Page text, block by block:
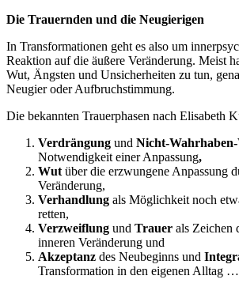
Die Trauernden und die Neugierigen
In Transformationen geht es also um
Reaktion auf die äußere Veränderung. Meist
Wut, Ängsten und Unsicherheiten zu tun,
Neugier oder Aufbruchstimmung.
Die bekannten Trauerphasen nach Elisabeth
Verdrängung und Nicht-Wahrhaben-
Notwendigkeit einer Anpassung,
Wut über die erzwungene Anpassung
Veränderung,
Verhandlung als Möglichkeit noch
retten,
Verzweiflung und Trauer als Zeichen
inneren Veränderung und
Akzeptanz des Neubeginns und
Transformation in den eigenen Alltag …